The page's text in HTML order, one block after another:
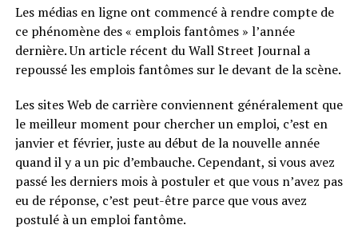
Les médias en ligne ont commencé à rendre compte de
ce phénomène des « emplois fantômes » l’année
dernière. Un article récent du Wall Street Journal a
repoussé les emplois fantômes sur le devant de la scène.
Les sites Web de carrière conviennent généralement que
le meilleur moment pour chercher un emploi, c’est en
janvier et février, juste au début de la nouvelle année
quand il y a un pic d’embauche. Cependant, si vous avez
passé les derniers mois à postuler et que vous n’avez pas
eu de réponse, c’est peut-être parce que vous avez
postulé à un emploi fantôme.